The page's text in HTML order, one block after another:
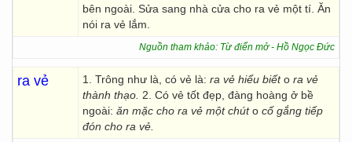
bên ngoài. Sửa sang nhà cửa cho ra vẻ một tí. Ăn
nói ra vẻ lắm.
Nguồn tham khảo: Từ điển mở - Hồ Ngọc Đức
ra vẻ 1. Trông như là, có vẻ là: ra vẻ hiểu biếto ra vẻ
thành thạo. 2. Có vẻ tốt đẹp, đàng hoàng ở bề
ngoài: ăn mặc cho ra vẻ một chúto cố gắng tiếp
đón cho ra vẻ.